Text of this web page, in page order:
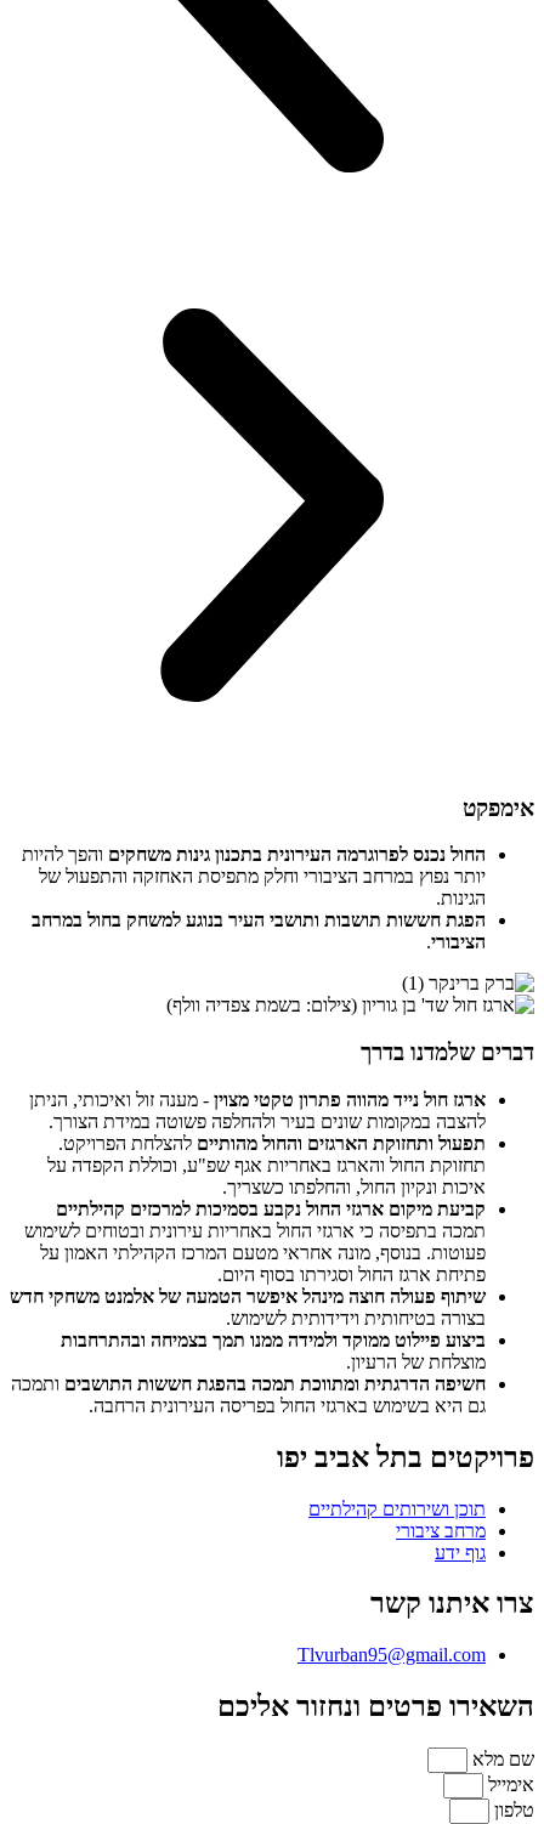
אימפקט
החול נכנס לפרוגרמה העירונית בתכנון גינות משחקים והפך להיות
יותר נפוץ במרחב הציבורי וחלק מתפיסת האחזקה והתפעול של
הגינות.
הפגת חששות תושבות ותושבי העיר בנוגע למשחק בחול במרחב
הציבורי.
דברים שלמדנו בדרך
ארגז חול נייד מהווה פתרון טקטי מצוין - מענה זול ואיכותי, הניתן
להצבה במקומות שונים בעיר ולהחלפה פשוטה במידת הצורך.
תפעול ותחזוקת הארגזים והחול מהותיים להצלחת הפרויקט.
תחזוקת החול והארגז באחריות אגף שפ"ע, וכוללת הקפדה על
איכות ונקיון החול, והחלפתו כשצריך.
קביעת מיקום ארגזי החול נקבע בסמיכות למרכזים קהילתיים
תמכה בתפיסה כי ארגזי החול באחריות עירונית ובטוחים לשימוש
פעוטות. בנוסף, מונה אחראי מטעם המרכז הקהילתי האמון על
פתיחת ארגז החול וסגירתו בסוף היום.
שיתוף פעולה חוצה מינהל איפשר הטמעה של אלמנט משחקי חדש
בצורה בטיחותית וידידותית לשימוש.
ביצוע פיילוט ממוקד ולמידה ממנו תמך בצמיחה ובהתרחבות
מוצלחת של הרעיון.
חשיפה הדרגתית ומתווכת תמכה בהפגת חששות התושבים ותמכה
גם היא בשימוש בארגזי החול בפריסה העירונית הרחבה.
פרויקטים בתל אביב יפו
תוכן ושירותים קהילתיים
מרחב ציבורי
גוף ידע
צרו איתנו קשר
Tlvurban95@gmail.com
השאירו פרטים ונחזור אליכם
שם מלא
אימייל
טלפון